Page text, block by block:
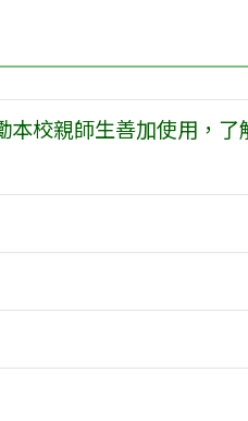
校親師生善加使用，